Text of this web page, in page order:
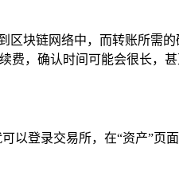
区块链网络中，而转账所需
费，确认时间可能会很长，
以登录交易所，在“资产”